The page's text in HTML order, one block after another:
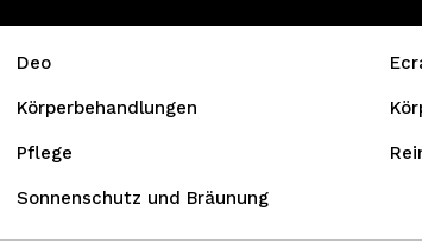
Deo
Körperbehandlungen
Pflege
Sonnenschutz und Bräunung